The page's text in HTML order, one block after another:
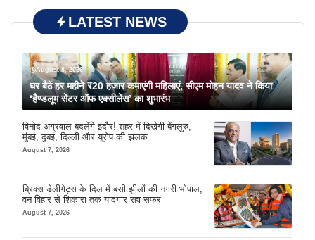
LATEST NEWS
August 8, 2026
घर बैठे हर महीने ₹20 हजार कमाएंगी महिलाएं, सीएम मोहन यादव ने किया
‘हैण्डलूम सेंटर ऑफ एक्सीलेंस’ का शुभारंभ
विनोद अग्रवाल बदलेंगे इंदौर! शहर में दिखेगी बेंगलुरु,
मुंबई, दुबई, दिल्ली और यूरोप की झलक
August 7, 2026
ब्रिक्स डेलीगेट्स के दिल में बसी झीलों की नगरी भोपाल,
वन विहार से शिकारा तक यादगार रहा सफर
August 7, 2026